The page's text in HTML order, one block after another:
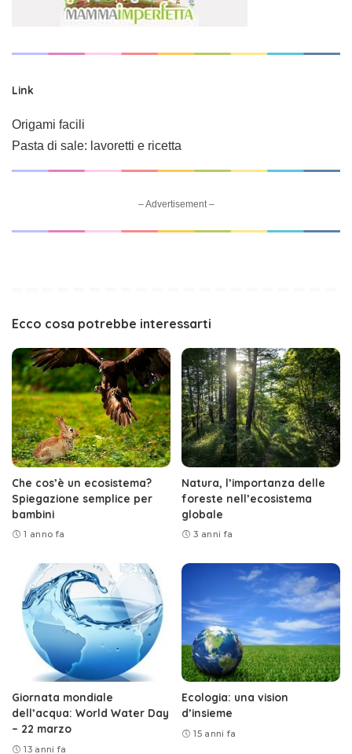
Link
Origami facili
Pasta di sale: lavoretti e ricetta
– Advertisement –
Ecco cosa potrebbe interessarti
Che cos’è un ecosistema?
Spiegazione semplice per
bambini
1 anno fa
Natura, l’importanza delle
foreste nell’ecosistema
globale
3 anni fa
Giornata mondiale
dell’acqua: World Water Day
– 22 marzo
13 anni fa
Ecologia: una vision
d’insieme
15 anni fa